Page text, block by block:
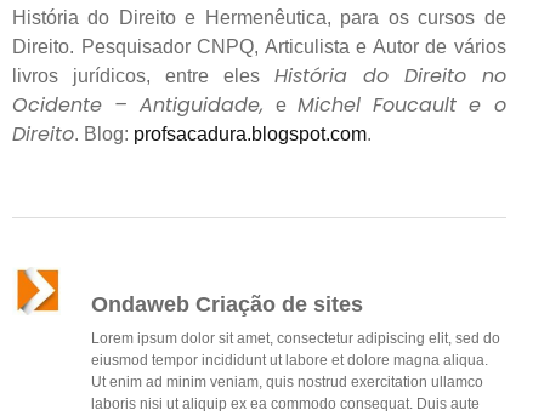
História do Direito e Hermenêutica, para os cursos de
Direito. Pesquisador CNPQ, Articulista e Autor de vários
livros jurídicos, entre eles História do Direito no
Ocidente – Antiguidade, e Michel Foucault e o
Direito. Blog: profsacadura.blogspot.com.
Ondaweb Criação de sites
Lorem ipsum dolor sit amet, consectetur adipiscing elit, sed do
eiusmod tempor incididunt ut labore et dolore magna aliqua.
Ut enim ad minim veniam, quis nostrud exercitation ullamco
laboris nisi ut aliquip ex ea commodo consequat. Duis aute